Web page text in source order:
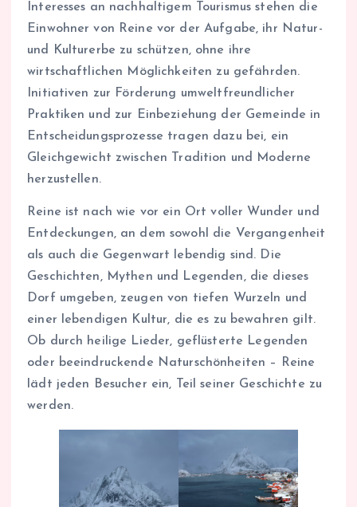
Interesses an nachhaltigem Tourismus stehen die
Einwohner von Reine vor der Aufgabe, ihr Natur-
und Kulturerbe zu schützen, ohne ihre
wirtschaftlichen Möglichkeiten zu gefährden.
Initiativen zur Förderung umweltfreundlicher
Praktiken und zur Einbeziehung der Gemeinde in
Entscheidungsprozesse tragen dazu bei, ein
Gleichgewicht zwischen Tradition und Moderne
herzustellen.
Reine ist nach wie vor ein Ort voller Wunder und
Entdeckungen, an dem sowohl die Vergangenheit
als auch die Gegenwart lebendig sind. Die
Geschichten, Mythen und Legenden, die dieses
Dorf umgeben, zeugen von tiefen Wurzeln und
einer lebendigen Kultur, die es zu bewahren gilt.
Ob durch heilige Lieder, geflüsterte Legenden
oder beeindruckende Naturschönheiten – Reine
lädt jeden Besucher ein, Teil seiner Geschichte zu
werden.